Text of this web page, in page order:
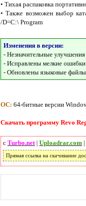
• Тихая распаковка
• Также возможен выбор
/D=C:\ Program
Изменения в версии:
- Незначительные улучшения
- Исправлены мелкие ошибки
- Обновлены языковые файлы
ОС: 64-битные версии
Скачать программу Revo
с Turbo.net| Uploadrar.com|
Прямая ссылка на скачивание